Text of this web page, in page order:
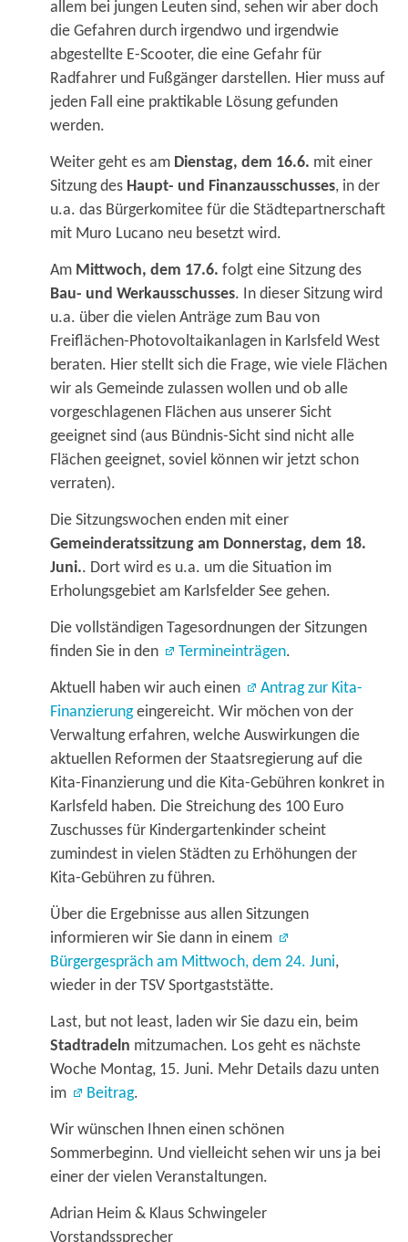
allem bei jungen Leuten sind, sehen wir aber doch
die Gefahren durch irgendwo und irgendwie
abgestellte E-Scooter, die eine Gefahr für
Radfahrer und Fußgänger darstellen. Hier muss auf
jeden Fall eine praktikable Lösung gefunden
werden.
Weiter geht es am Dienstag, dem 16.6. mit einer
Sitzung des Haupt- und Finanzausschusses, in der
u.a. das Bürgerkomitee für die Städtepartnerschaft
mit Muro Lucano neu besetzt wird.
Am Mittwoch, dem 17.6. folgt eine Sitzung des
Bau- und Werkausschusses. In dieser Sitzung wird
u.a. über die vielen Anträge zum Bau von
Freiflächen-Photovoltaikanlagen in Karlsfeld West
beraten. Hier stellt sich die Frage, wie viele Flächen
wir als Gemeinde zulassen wollen und ob alle
vorgeschlagenen Flächen aus unserer Sicht
geeignet sind (aus Bündnis-Sicht sind nicht alle
Flächen geeignet, soviel können wir jetzt schon
verraten).
Die Sitzungswochen enden mit einer
Gemeinderatssitzung am Donnerstag, dem 18.
Juni.. Dort wird es u.a. um die Situation im
Erholungsgebiet am Karlsfelder See gehen.
Die vollständigen Tagesordnungen der Sitzungen
finden Sie in den
Termineinträgen.
Aktuell haben wir auch einen
Antrag zur Kita-
Finanzierungeingereicht. Wir möchen von der
Verwaltung erfahren, welche Auswirkungen die
aktuellen Reformen der Staatsregierung auf die
Kita-Finanzierung und die Kita-Gebühren konkret in
Karlsfeld haben. Die Streichung des 100 Euro
Zuschusses für Kindergartenkinder scheint
zumindest in vielen Städten zu Erhöhungen der
Kita-Gebühren zu führen.
Über die Ergebnisse aus allen Sitzungen
informieren wir Sie dann in einem
Bürgergespräch am Mittwoch, dem 24. Juni,
wieder in der TSV Sportgaststätte.
Last, but not least, laden wir Sie dazu ein, beim
Stadtradeln mitzumachen. Los geht es nächste
Woche Montag, 15. Juni. Mehr Details dazu unten
im
Beitrag.
Wir wünschen Ihnen einen schönen
Sommerbeginn. Und vielleicht sehen wir uns ja bei
einer der vielen Veranstaltungen.
Adrian Heim & Klaus Schwingeler
Vorstandssprecher